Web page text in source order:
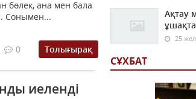
бөлек, ана мен бала
Сонымен...
0 Толығырақ
иеленді
Ақтау
25
СҰХБАТ